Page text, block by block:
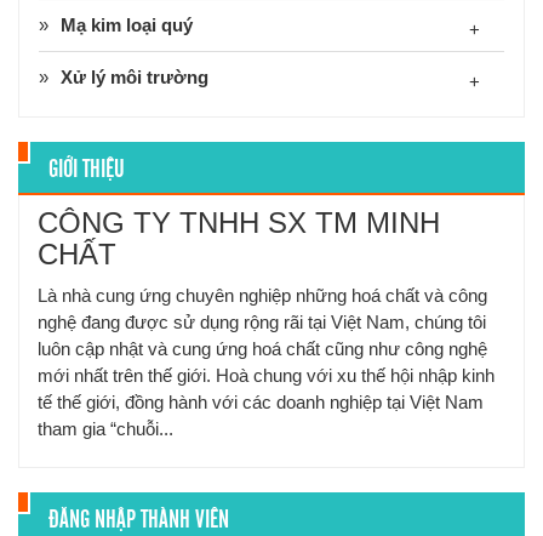
Mạ kim loại quý +
Xử lý môi trường +
GIỚI THIỆU
CÔNG TY TNHH SX TM MINH
CHẤT
Là nhà cung ứng chuyên nghiệp những hoá chất và công
nghệ đang được sử dụng rộng rãi tại Việt Nam, chúng tôi
luôn cập nhật và cung ứng hoá chất cũng như công nghệ
mới nhất trên thế giới. Hoà chung với xu thế hội nhập kinh
tế thế giới, đồng hành với các doanh nghiệp tại Việt Nam
tham gia “chuỗi...
ĐĂNG NHẬP THÀNH VIÊN